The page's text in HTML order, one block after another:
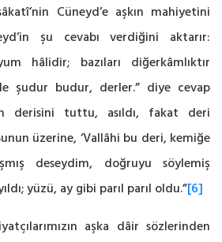
Cüneyd’e aşkın mahiyetini
şu ‎cevabı verdiğini aktarır:
hâlidir; bazıları diğerkâmlıktır
şudur budur, derler.” diye cevap
derisini tuttu, asıldı, fakat ‎deri
üzerine, ‘Vallâhi bu deri, kemiğe
‎deseydim, doğruyu söylemiş
yüzü, ay gibi parıl parıl oldu.”[6]
aşka dâir sözlerinden